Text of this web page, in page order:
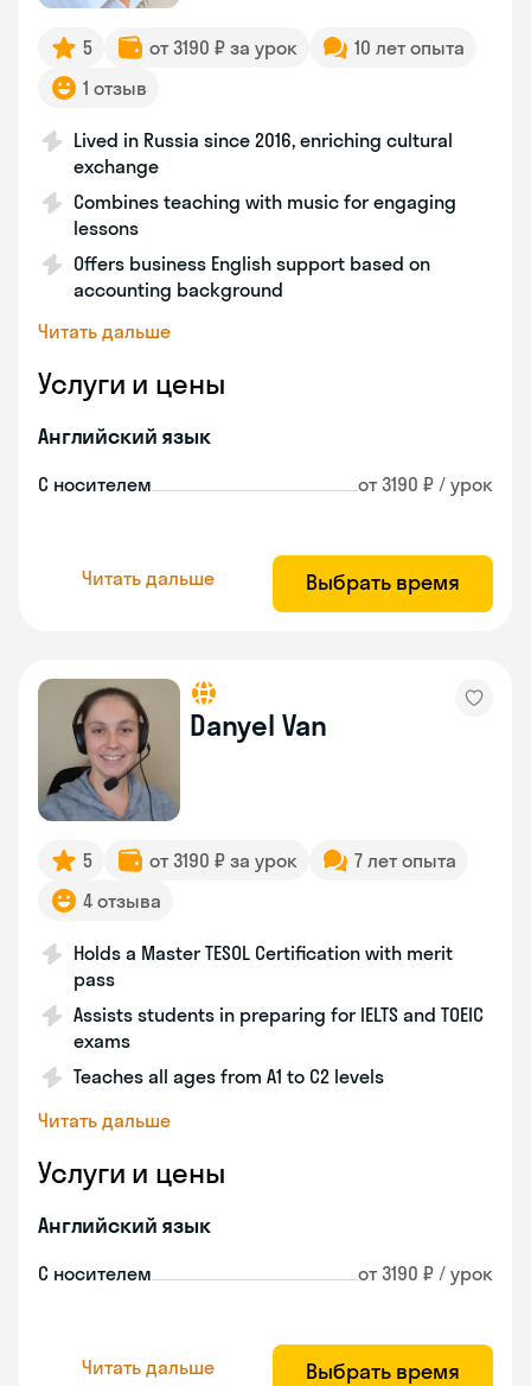
5 от 3190 ₽ за урок
10 лет опыта
1 отзыв
Lived in Russia since 2016, enriching cultural
exchange
Combines teaching with music for engaging
lessons
Offers business English support based on
accounting background
Читать дальше
Услуги и цены
Английский язык
С носителем от 3190 ₽ / урок
Читать дальше Выбрать время
Danyel Van
5 от 3190 ₽ за урок
7 лет опыта
4 отзыва
Holds a Master TESOL Certification with merit
pass
Assists students in preparing for IELTS and TOEIC
exams
Teaches all ages from A1 to C2 levels
Читать дальше
Услуги и цены
Английский язык
С носителем от 3190 ₽ / урок
Читать дальше Выбрать время